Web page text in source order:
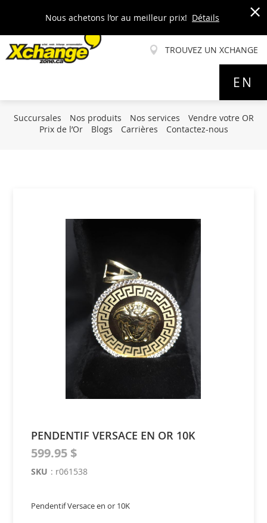
Nous achetons l’or au meilleur prix! Détails
x
TROUVEZ UN XCHANGE
EN
Succursales Nos produits Nos services
Vendre votre OR
Prix de l’Or
Blogs Carrières Contactez-nous
beginning
of
the
images
PENDENTIF VERSACE EN OR 10K
599.95 $
SKU : r061538
Pendentif Versace en or 10K